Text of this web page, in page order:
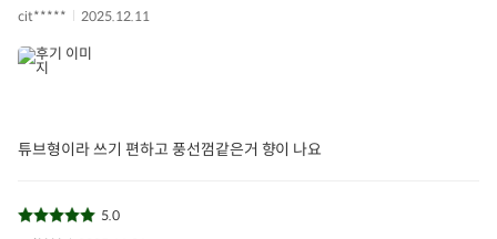
cit*****
2025.12.11
튜브형이라 쓰기 편하고 풍선껌같은거 향이 나요
5.0